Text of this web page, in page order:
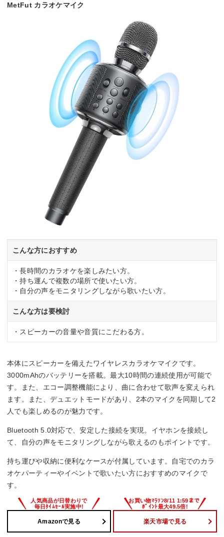
MetFut カラオケマイク
こんな方におすすめ
・長時間のカラオケを楽しみたい方。
・持ち運んで複数の場所で使いたい方。
・自分の声をモニタリングしながら歌いたい方。
こんな方は要検討
・スピーカーの音量や音質にこだわる方。
本体にスピーカーを備えたワイヤレスカラオケマイクです。
3000mAhのバッテリーを搭載。最大10時間の連続使用が可能で
す。また、エコー調整機能により、曲に合わせて歌声を変えられ
ます。また、デュエットモードがあり、2本のマイクを同期して2
人でも楽しめるのが魅力です。
Bluetooth 5.0対応で、安定した接続を実現。イヤホンを接続し
て、自分の声をモニタリングしながら歌えるのもポイントです。
持ち運びや収納に便利なケースが付属しています。自宅でのカラ
オケパーティーやイベントで歌いたい方におすすめのマイクで
す。
Amazonで見る 楽天市場で見る